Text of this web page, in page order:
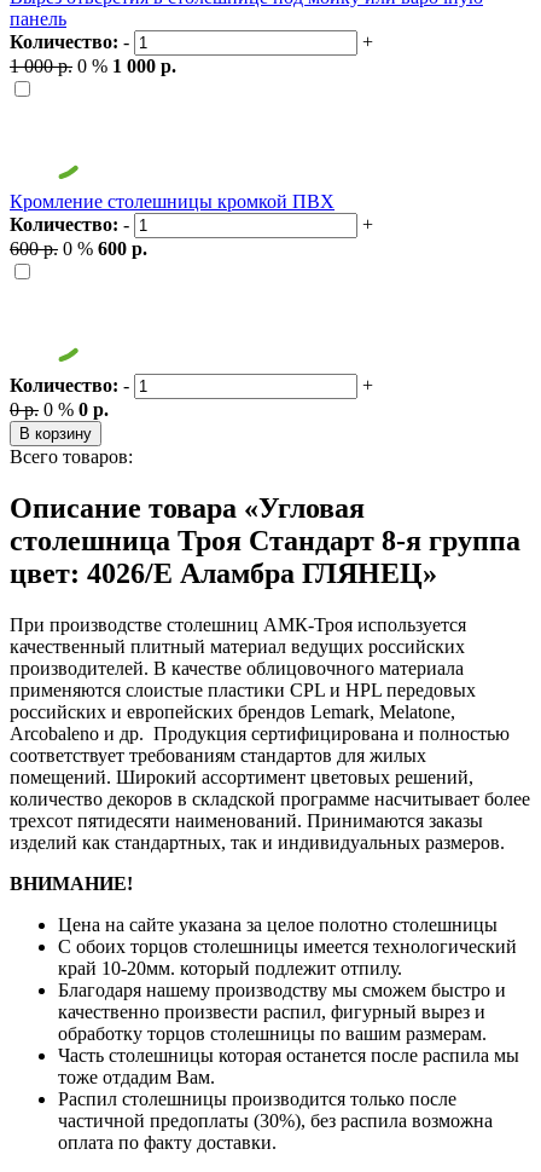
панель
Количество: -
+
1 000 р. 0 % 1 000 р.
Кромление столешницы кромкой ПВХ
Количество: -
+
600 р. 0 % 600 р.
Количество: -
+
0 р. 0 % 0 р.
В корзину
Всего товаров:
Описание товара «Угловая
столешница Троя Стандарт 8-я группа
цвет: 4026/Е Аламбра ГЛЯНЕЦ»
При производстве столешниц АМК-Троя используется
качественный плитный материал ведущих российских
производителей. В качестве облицовочного материала
применяются слоистые пластики CPL и HPL передовых
российских и европейских брендов Lemark, Melatone,
Arcobaleno и др. Продукция сертифицирована и полностью
соответствует требованиям стандартов для жилых
помещений. Широкий ассортимент цветовых решений,
количество декоров в складской программе насчитывает более
трехсот пятидесяти наименований. Принимаются заказы
изделий как стандартных, так и индивидуальных размеров.
ВНИМАНИЕ!
Цена на сайте указана за целое полотно столешницы
С обоих торцов столешницы имеется технологический
край 10-20мм. который подлежит отпилу.
Благодаря нашему производству мы сможем быстро и
качественно произвести распил, фигурный вырез и
обработку торцов столешницы по вашим размерам.
Часть столешницы которая останется после распила мы
тоже отдадим Вам.
Распил столешницы производится только после
частичной предоплаты (30%), без распила возможна
оплата по факту доставки.